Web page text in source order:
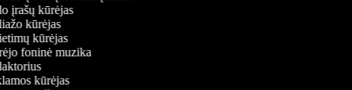
įrašų kūrėjas
kūrėjas
kūrėjas
foninė muzika
kūrėjas